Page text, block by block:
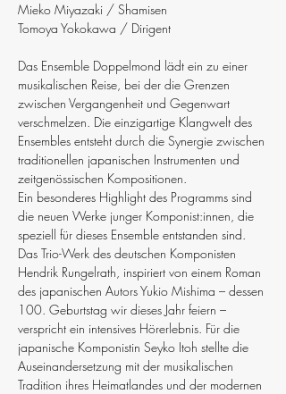
Mieko Miyazaki / Shamisen
Tomoya Yokokawa / Dirigent
Das Ensemble Doppelmond lädt ein zu einer
musikalischen Reise, bei der die Grenzen
zwischen Vergangenheit und Gegenwart
verschmelzen. Die einzigartige Klangwelt des
Ensembles entsteht durch die Synergie zwischen
traditionellen japanischen Instrumenten und
zeitgenössischen Kompositionen.
Ein besonderes Highlight des Programms sind
die neuen Werke junger Komponist:innen, die
speziell für dieses Ensemble entstanden sind.
Das Trio-Werk des deutschen Komponisten
Hendrik Rungelrath, inspiriert von einem Roman
des japanischen Autors Yukio Mishima – dessen
100. Geburtstag wir dieses Jahr feiern –
verspricht ein intensives Hörerlebnis. Für die
japanische Komponistin Seyko Itoh stellte die
Auseinandersetzung mit der musikalischen
Tradition ihres Heimatlandes und der modernen